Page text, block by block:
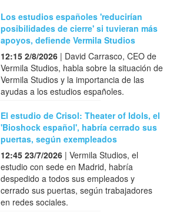
Los estudios españoles 'reducirían
posibilidades de cierre' si tuvieran más
apoyos, defiende Vermila Studios
12:15 2/8/2026 | David Carrasco, CEO de
Vermila Studios, habla sobre la situación de
Vermila Studios y la importancia de las
ayudas a los estudios españoles.
El estudio de Crisol: Theater of Idols, el
'Bioshock español', habría cerrado sus
puertas, según exempleados
12:45 23/7/2026 | Vermila Studios, el
estudio con sede en Madrid, habría
despedido a todos sus empleados y
cerrado sus puertas, según trabajadores
en redes sociales.